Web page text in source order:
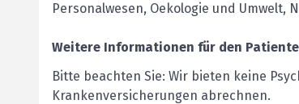
Personalwesen, Oekologie und Umwelt,
Weitere Informationen für den
Bitte beachten Sie: Wir bieten keine
Krankenversicherungen abrechnen.